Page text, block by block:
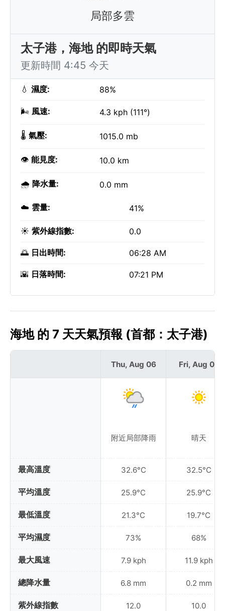
局部多雲
太子港，海地 的即時天氣
更新時間 4:45 今天
💧 濕度: 88%
🌬️ 風速: 4.3 kph (111°)
🌡️ 氣壓: 1015.0 mb
👁️ 能見度: 10.0 km
🌧️ 降水量: 0.0 mm
☁️ 雲量: 41%
☀️ 紫外線指數: 0.0
🌅 日出時間: 06:28 AM
🌇 日落時間: 07:21 PM
海地 的 7 天天氣預報 (首都：太子港)
最高溫度
平均溫度
最低溫度
平均濕度
最大風速
總降水量
紫外線指數
Thu, Aug 06
附近局部降雨
32.6°C
25.9°C
21.3°C
73%
7.9 kph
6.8 mm
12.0
Fri, Aug 07
晴天
32.5°C
25.9°C
19.7°C
68%
11.9 kph
0.2 mm
10.0